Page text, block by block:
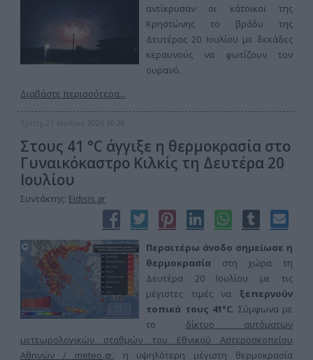
αντίκρυσαν οι κάτοικοι της
Κρηστώνης το βράδυ της
Δευτέρας 20 Ιουλίου με δεκάδες
κεραυνούς να φωτίζουν τον
ουρανό.
Διαβάστε περισσότερα...
Τρίτη, 21 Ιουλίου 2026 10:28
Στους 41 °C άγγιξε η θερμοκρασία στο
Γυναικόκαστρο Κιλκίς τη Δευτέρα 20
Ιουλίου
Συντάκτης: Eidisis.gr
Περαιτέρω άνοδο σημείωσε η
θερμοκρασία στη χώρα τη
Δευτέρα 20 Ιουλίου με τις
μέγιστες τιμές να ξεπερνούν
τοπικά τους 41°C. Σύμφωνα με
το δίκτυο αυτόματων
μετεωρολογικών σταθμών του Εθνικού Αστεροσκοπείου
Αθηνών / meteo.gr, η υψηλότερη μέγιστη θερμοκρασία